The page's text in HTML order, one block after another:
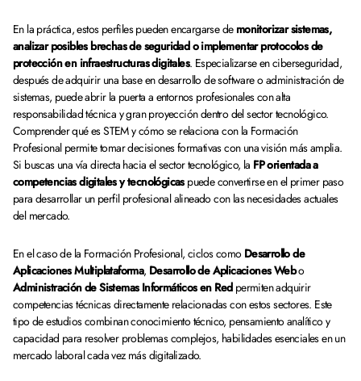
En la práctica, estos perfiles pueden encargarse de monitorizar sistemas,
analizar posibles brechas de seguridad o implementar protocolos de
protección en infraestructuras digitales. Especializarse en ciberseguridad,
después de adquirir una base en desarrollo de software o administración de
sistemas, puede abrir la puerta a entornos profesionales con alta
responsabilidad técnica y gran proyección dentro del sector tecnológico.
Comprender qué es STEM y cómo se relaciona con la Formación
Profesional permite tomar decisiones formativas con una visión más amplia.
Si buscas una vía directa hacia el sector tecnológico, la FP orientada a
competencias digitales y tecnológicaspuede convertirse en el primer paso
para desarrollar un perfil profesional alineado con las necesidades actuales
del mercado.
En el caso de la Formación Profesional, ciclos como Desarrollo de
Aplicaciones Multiplataforma, Desarrollo de Aplicaciones Webo
Administración de Sistemas Informáticos en Redpermiten adquirir
competencias técnicas directamente relacionadas con estos sectores. Este
tipo de estudios combinan conocimiento técnico, pensamiento analítico y
capacidad para resolver problemas complejos, habilidades esenciales en un
mercado laboral cada vez más digitalizado.